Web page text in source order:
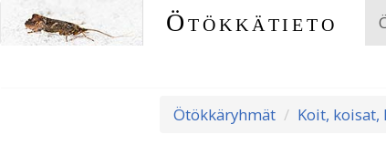
Ötökkätieto
Ötökkäryhmät Koit, koisat,